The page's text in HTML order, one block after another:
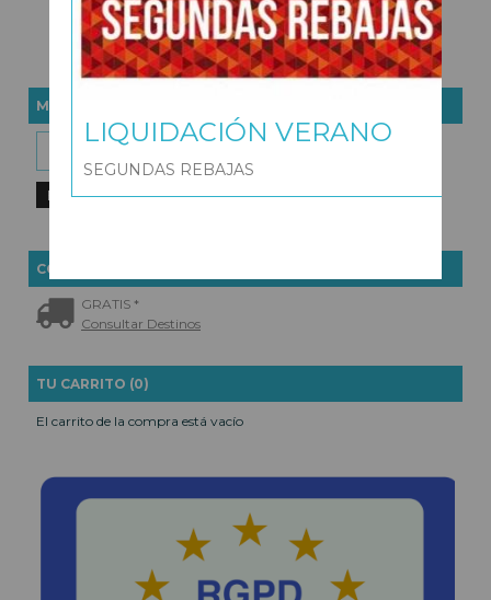
MARCAS
COSTES DE ENVÍO
GRATIS *
Consultar Destinos
TU CARRITO (0)
El carrito de la compra está vacío
LIQUIDACIÓN VERANO
SEGUNDAS REBAJAS